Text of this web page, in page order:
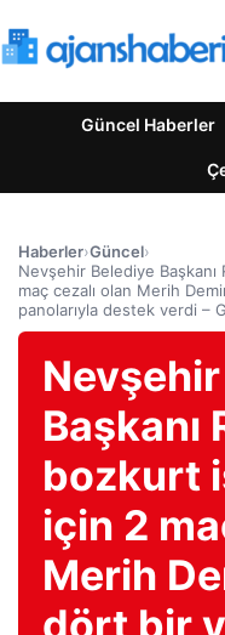
Güncel Haberler
Haberler›Güncel›
Nevşehir Belediye Başkanı
maç cezalı olan Merih
panolarıyla destek verdi –
Başkanı
bozkurt
için 2
Merih
dört bir